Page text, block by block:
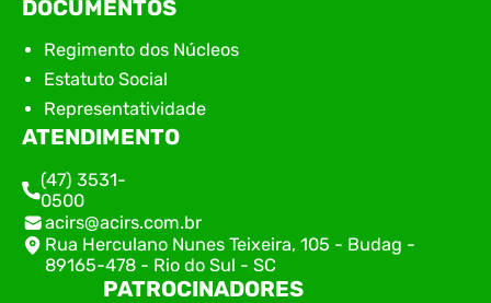
DOCUMENTOS
Regimento dos Núcleos
Estatuto Social
Representatividade
ATENDIMENTO
(47) 3531-
0500
acirs@acirs.com.br
Rua Herculano Nunes Teixeira, 105 - Budag -
89165-478 - Rio do Sul - SC
PATROCINADORES